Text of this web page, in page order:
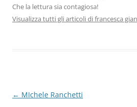
Che la lettura sia contagiosa!
Visualizza tutti gli articoli di francesca
Navigazione
← MIchele Ranchetti